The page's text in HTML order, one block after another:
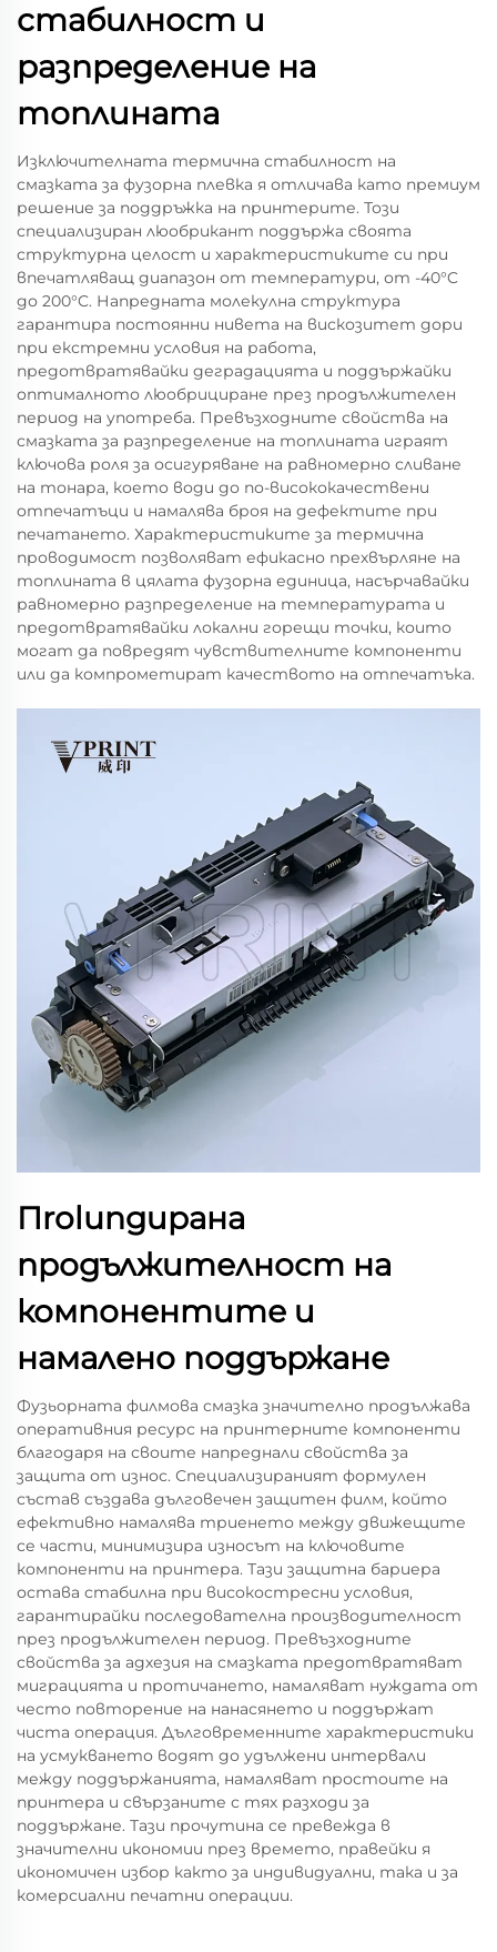
стабилност и
разпределение на
топлината
Изключителната термична стабилност на
смазката за фузорна плевка я отличава като премиум
решение за поддръжка на принтерите. Този
специализиран люобрикант поддържа своята
структурна целост и характеристиките си при
впечатляващ диапазон от температури, от -40°C
до 200°C. Напредната молекулна структура
гарантира постоянни нивета на вискозитет дори
при екстремни условия на работа,
предотвратявайки деградацията и поддържайки
оптималното люобрициране през продължителен
период на употреба. Превъзходните свойства на
смазката за разпределение на топлината играят
ключова роля за осигуряване на равномерно сливане
на тонара, което води до по-висококачествени
отпечатъци и намалява броя на дефектите при
печатането. Характеристиките за термична
проводимост позволяват ефикасно прехвърляне на
топлината в цялата фузорна единица, насърчавайки
равномерно разпределение на температурата и
предотвратявайки локални горещи точки, които
могат да повредят чувствителните компоненти
или да компрометират качеството на отпечатъка.
Пrolungирана
продължителност на
компонентите и
намалено поддържане
Фузьорната филмова смазка значително продължава
оперативния ресурс на принтерните компоненти
благодаря на своите напреднали свойства за
защита от износ. Специализираният формулен
състав създава дълговечен защитен филм, който
ефективно намалява триенето между движещите
се части, минимизира износът на ключовите
компоненти на принтера. Тази защитна бариера
остава стабилна при високостресни условия,
гарантирайки последователна производителност
през продължителен период. Превъзходните
свойства за адхезия на смазката предотвратяват
миграцията и протичането, намаляват нуждата от
често повторение на нанасянето и поддържат
чиста операция. Дълговременните характеристики
на усмукването водят до удължени интервали
между поддържанията, намаляват простоите на
принтера и свързаните с тях разходи за
поддържане. Тази прочутина се превежда в
значителни икономии през времето, правейки я
икономичен избор както за индивидуални, така и за
комерсиални печатни операции.